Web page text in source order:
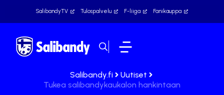
SalibandyTV Tulospalvelu F-liiga Fanikauppa
Salibandy.fi
Uutiset
Tukea salibandykaukalon hankintaan